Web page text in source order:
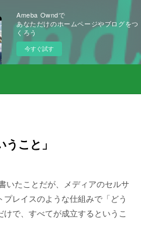
Ameba Owndで
あなただけのホームページやブログをつ
くろう
今すぐ試す
こと」
いたことだが、メディアのセルサ
レイスのような仕組みで「どう
で、すべてが成立するというこ